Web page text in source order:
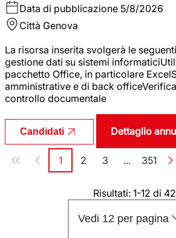
Data di pubblicazione 5/8/2026
Città Genova
La risorsa inserita svolgerà le
gestione dati su sistemi
pacchetto Office, in particolare
amministrative e di back
controllo documentale
Candidati Dettaglio
Paginazione
Pagina
1 Pagina
2 Pagina
3 ... Pagina
351
Risultati: 1-12 di
Vedi 12 per pagina